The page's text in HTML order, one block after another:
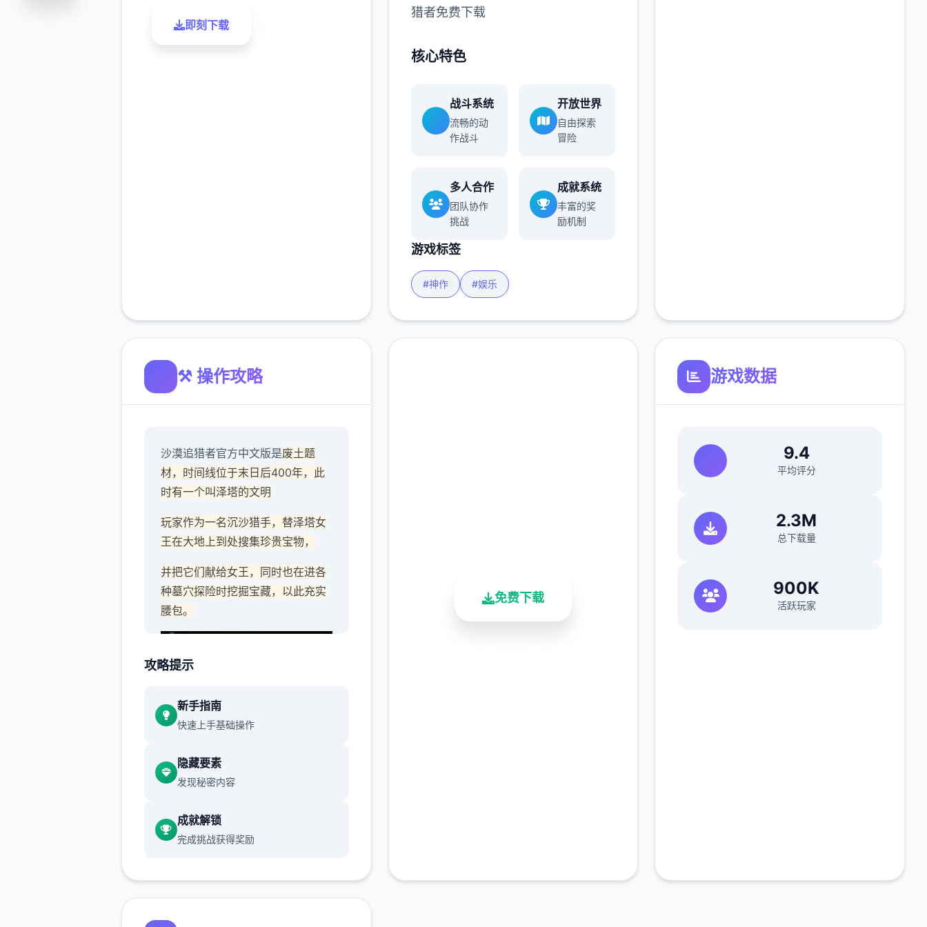
即刻下载
猎者免费下载
核心特色
战斗系统
流畅的动
作战斗
开放世界
自由探索
冒险
多人合作
团队协作
挑战
成就系统
丰富的奖
励机制
游戏标签
#神作 #娱乐
⚒️ 操作攻略
沙漠追猎者官方中文版是废土题
材，时间线位于末日后400年，此
时有一个叫泽塔的文明
玩家作为一名沉沙猎手，替泽塔女
王在大地上到处搜集珍贵宝物，
并把它们献给女王，同时也在进各
种墓穴探险时挖掘宝藏，以此充实
腰包。
里的世界观之类的都非常优秀，
作者做了很多分支，比如某个角色
可能一段剧情会有六七种不同的平
攻略提示
新手指南
快速上手基础操作
隐藏要素
发现秘密内容
成就解锁
完成挑战获得奖励
免费下载
游戏数据
9.4
平均评分
2.3M
总下载量
900K
活跃玩家